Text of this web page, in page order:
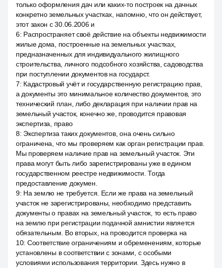
только оформления дач или каких-то построек на дачных
конкретно земельных участках, напомню, что он действует,
этот закон с 30.06.2006 и
6: Распространяет своё действие на объекты недвижимости
жилые дома, построенные на земельных участках,
предназначенных для индивидуального жилищного
строительства, личного подсобного хозяйства, садоводства
при поступлении документов на государст.
7: Кадастровый учёт и государственную регистрацию прав,
а документы это минимальное количество документов, это
технический план, либо декларация при наличии прав на
земельный участок, конечно же, проводится правовая
экспертиза, право
8: Экспертиза таких документов, она очень сильно
ограничена, что мы проверяем как орган регистрации прав.
Мы проверяем наличие прав на земельный участок. Эти
права могут быть либо зарегистрированы уже в едином
государственном реестре недвижимости. Тогда
предоставление докумен.
9: На землю не требуется. Если же права на земельный
участок не зарегистрированы, необходимо представить
документы о правах на земельный участок, то есть право
на землю при регистрации подачной амнистии является
обязательным. Во вторых, на проводится проверка на
10: Соответствие ограничениям и обременениям, которые
установлены в соответствии с зонами, с особыми
условиями использования территории. Здесь нужно в